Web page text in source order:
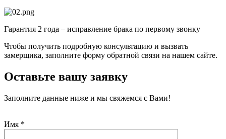
Гарантия 2 года – исправление брака по первому звонку
Чтобы получить подробную консультацию и вызвать
замерщика, заполните форму обратной связи на нашем сайте.
Оставьте вашу заявку
Заполните данные ниже и мы свяжемся с Вами!
Имя *